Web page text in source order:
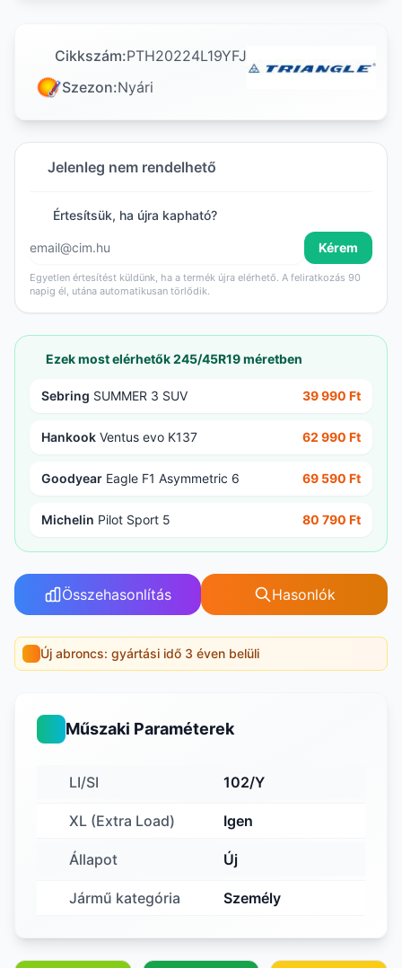
Cikkszám:PTH20224L19YFJ
Szezon:Nyári
Jelenleg nem rendelhető
Értesítsük, ha újra kapható?
Kérem
Egyetlen értesítést küldünk, ha a termék újra elérhető. A feliratkozás 90
napig él, utána automatikusan törlődik.
Ezek most elérhetők 245/45R19 méretben
Sebring SUMMER 3 SUV 39 990 Ft
Hankook Ventus evo K137 62 990 Ft
Goodyear Eagle F1 Asymmetric 6 69 590 Ft
Michelin Pilot Sport 5 80 790 Ft
Összehasonlítás Hasonlók
Új abroncs: gyártási idő 3 éven belüli
Műszaki Paraméterek
LI/SI 102/Y
XL (Extra Load) Igen
Állapot Új
Jármű kategória Személy